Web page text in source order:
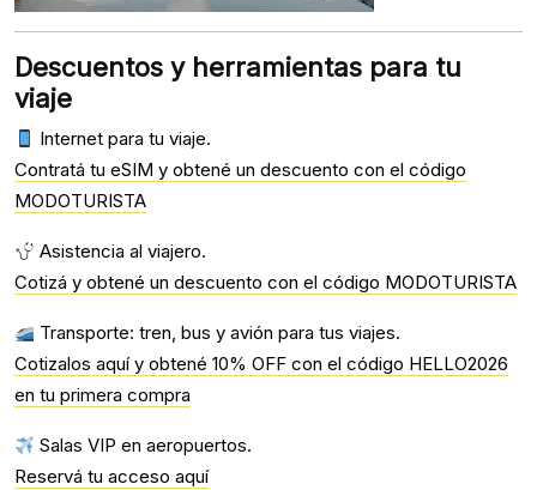
Descuentos y herramientas para tu
viaje
Internet para tu viaje.
Contratá tu eSIM y obtené un descuento con el código
MODOTURISTA
Asistencia al viajero.
Cotizá y obtené un descuento con el código MODOTURISTA
Transporte: tren, bus y avión para tus viajes.
Cotizalos aquí y obtené 10% OFF con el código HELLO2026
en tu primera compra
Salas VIP en aeropuertos.
Reservá tu acceso aquí